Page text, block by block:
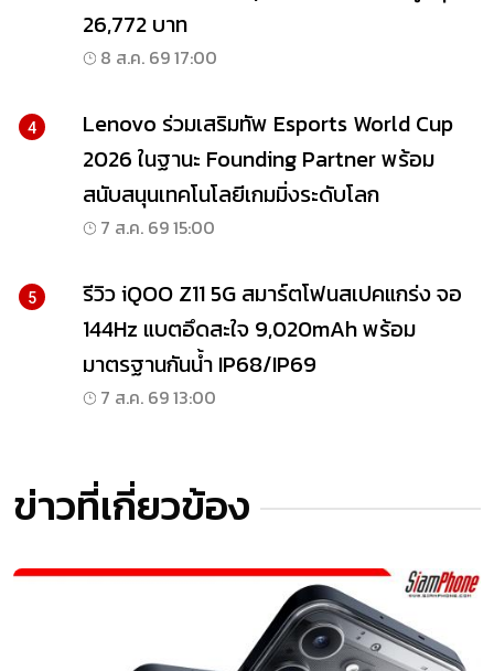
26,772 บาท
8 ส.ค. 69 17:00
4
Lenovo ร่วมเสริมทัพ Esports World Cup
2026 ในฐานะ Founding Partner พร้อม
สนับสนุนเทคโนโลยีเกมมิ่งระดับโลก
7 ส.ค. 69 15:00
5
รีวิว iQOO Z11 5G สมาร์ตโฟนสเปคแกร่ง จอ
144Hz แบตอึดสะใจ 9,020mAh พร้อม
มาตรฐานกันน้ำ IP68/IP69
7 ส.ค. 69 13:00
ข่าวที่เกี่ยวข้อง